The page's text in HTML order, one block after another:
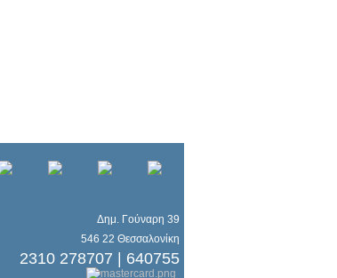
Δημ. Γούναρη 39
546 22 Θεσσαλονίκη
2310 278707 | 640755